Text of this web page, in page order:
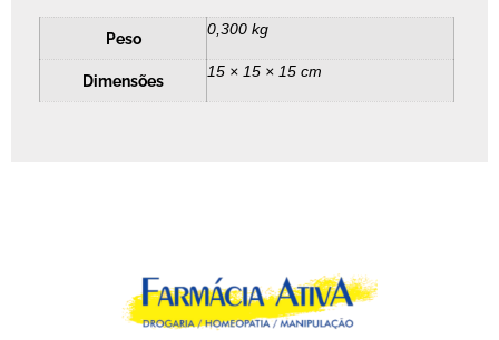
Peso 0,300 kg
Dimensões 15 × 15 × 15 cm